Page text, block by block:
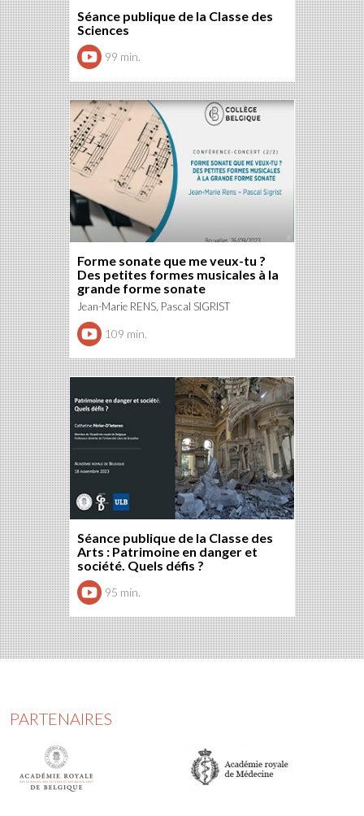
Séance publique de la Classe des
Sciences
99 min.
Forme sonate que me veux-tu ?
Des petites formes musicales à la
grande forme sonate
Jean-Marie RENS, Pascal SIGRIST
109 min.
Séance publique de la Classe des
Arts : Patrimoine en danger et
société. Quels défis ?
95 min.
PARTENAIRES